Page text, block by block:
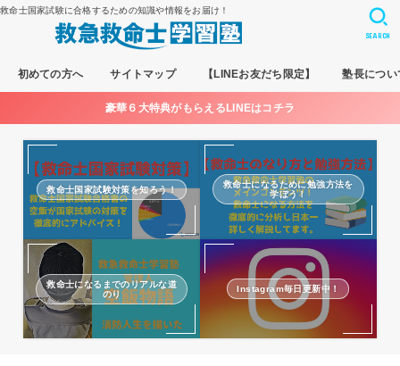
救命士国家試験に合格するための知識や情報をお届け！
初めての方へ サイトマップ 【LINEお友だち限定】 塾長につい
SEARCH
豪華６大特典がもらえるLINEはコチラ
救命士国家試験対策を知ろう！
救命士になるために勉強方法を
学ぼう！
救命士になるまでのリアルな道
のり
Instagram毎日更新中！